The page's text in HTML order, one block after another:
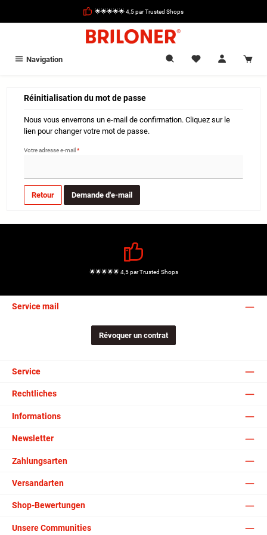
🌟🌟🌟🌟🌟 4,5 par Trusted Shops
Navigation
Réinitialisation du mot de passe
Nous vous enverrons un e-mail de confirmation. Cliquez sur le
lien pour changer votre mot de passe.
Votre adresse e-mail *
Retour Demande d'e-mail
🌟🌟🌟🌟🌟 4,5 par Trusted Shops
Service mail
Révoquer un contrat
Service
Rechtliches
Informations
Newsletter
Zahlungsarten
Versandarten
Shop-Bewertungen
Unsere Communities